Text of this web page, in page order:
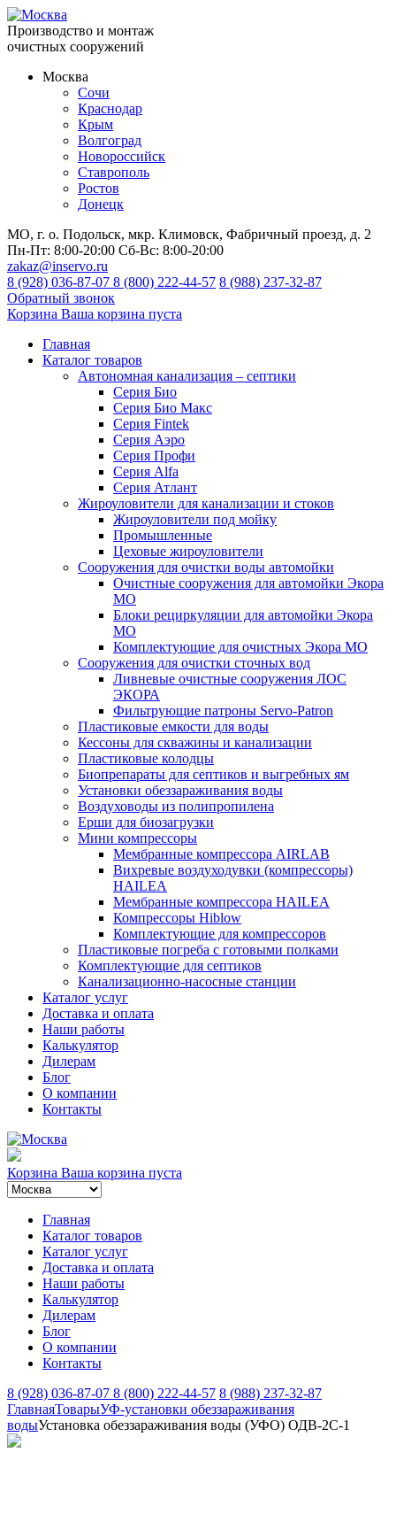
Производство и монтаж
очистных сооружений
Москва
Сочи
Краснодар
Крым
Волгоград
Новороссийск
Ставрополь
Ростов
Донецк
МО, г. о. Подольск, мкр. Климовск, Фабричный проезд, д. 2
Пн-Пт: 8:00-20:00 Сб-Вс: 8:00-20:00
zakaz@inservo.ru
8 (928) 036-87-07 8 (800) 222-44-57 8 (988) 237-32-87
Обратный звонок
Корзина Ваша корзина пуста
Главная
Каталог товаров
Автономная канализация – септики
Серия Био
Серия Био Макс
Серия Fintek
Серия Аэро
Серия Профи
Серия Alfa
Серия Атлант
Жироуловители для канализации и стоков
Жироуловители под мойку
Промышленные
Цеховые жироуловители
Сооружения для очистки воды автомойки
Очистные сооружения для автомойки Экора
МО
Блоки рециркуляции для автомойки Экора
МО
Комплектующие для очистных Экора МО
Сооружения для очистки сточных вод
Ливневые очистные сооружения ЛОС
ЭКОРА
Фильтрующие патроны Servo-Patron
Пластиковые емкости для воды
Кессоны для скважины и канализации
Пластиковые колодцы
Биопрепараты для септиков и выгребных ям
Установки обеззараживания воды
Воздуховоды из полипропилена
Ерши для биозагрузки
Мини компрессоры
Мембранные компрессора AIRLAB
Вихревые воздуходувки (компрессоры)
HAILEA
Мембранные компрессора HAILEA
Компрессоры Hiblow
Комплектующие для компрессоров
Пластиковые погреба с готовыми полками
Комплектующие для септиков
Канализационно-насосные станции
Каталог услуг
Доставка и оплата
Наши работы
Калькулятор
Дилерам
Блог
О компании
Контакты
Корзина Ваша корзина пуста
Главная
Каталог товаров
Каталог услуг
Доставка и оплата
Наши работы
Калькулятор
Дилерам
Блог
О компании
Контакты
8 (928) 036-87-07 8 (800) 222-44-57 8 (988) 237-32-87
ГлавнаяТоварыУФ-установки обеззараживания
водыУстановка обеззараживания воды (УФО) ОДВ-2С-1